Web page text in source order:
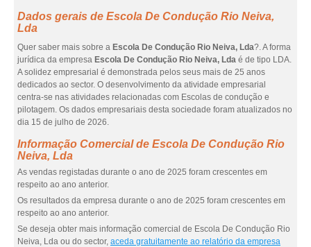
Dados gerais de Escola De Condução Rio Neiva,
Lda
Quer saber mais sobre a Escola De Condução Rio Neiva, Lda?. A forma
jurídica da empresa Escola De Condução Rio Neiva, Lda é de tipo LDA.
A solidez empresarial é demonstrada pelos seus mais de 25 anos
dedicados ao sector. O desenvolvimento da atividade empresarial
centra-se nas atividades relacionadas com Escolas de condução e
pilotagem. Os dados empresariais desta sociedade foram atualizados no
dia 15 de julho de 2026.
Informação Comercial de Escola De Condução Rio
Neiva, Lda
As vendas registadas durante o ano de 2025 foram crescentes em
respeito ao ano anterior.
Os resultados da empresa durante o ano de 2025 foram crescentes em
respeito ao ano anterior.
Se deseja obter mais informação comercial de Escola De Condução Rio
Neiva, Lda ou do sector, aceda gratuitamente ao relatório da empresa